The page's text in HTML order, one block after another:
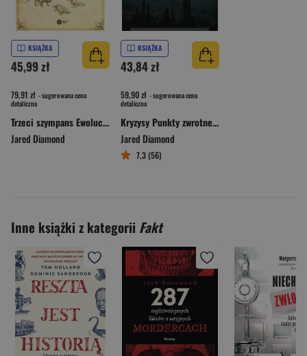
KSIĄŻKA
45,99 zł
79,91 zł - sugerowana cena
detaliczna
Trzeci szympans Ewolucja i przyszłość zwierzęcia zwanego człowiekiem
Jared Diamond
KSIĄŻKA
43,84 zł
59,90 zł - sugerowana cena
detaliczna
Kryzysy Punkty zwrotne dla krajów w okresie przemian
Jared Diamond
7,3 (56)
Inne książki z kategorii Fakt